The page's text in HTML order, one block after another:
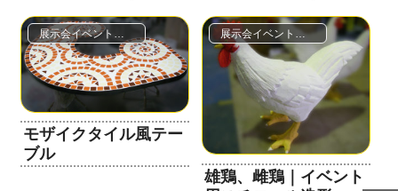
展示会イベント・映像舞台セット
モザイクタイル風テー
ブル
展示会イベント・映像舞台セット
雄鶏、雌鶏｜イベント